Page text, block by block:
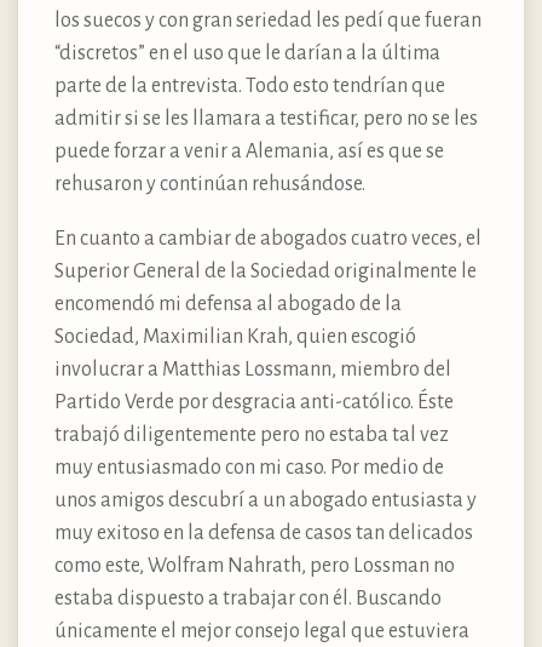
los suecos y con gran seriedad les pedí que fueran
“discretos” en el uso que le darían a la última
parte de la entrevista. Todo esto tendrían que
admitir si se les llamara a testificar, pero no se les
puede forzar a venir a Alemania, así es que se
rehusaron y continúan rehusándose.
En cuanto a cambiar de abogados cuatro veces, el
Superior General de la Sociedad originalmente le
encomendó mi defensa al abogado de la
Sociedad, Maximilian Krah, quien escogió
involucrar a Matthias Lossmann, miembro del
Partido Verde por desgracia anti-católico. Éste
trabajó diligentemente pero no estaba tal vez
muy entusiasmado con mi caso. Por medio de
unos amigos descubrí a un abogado entusiasta y
muy exitoso en la defensa de casos tan delicados
como este, Wolfram Nahrath, pero Lossman no
estaba dispuesto a trabajar con él. Buscando
únicamente el mejor consejo legal que estuviera